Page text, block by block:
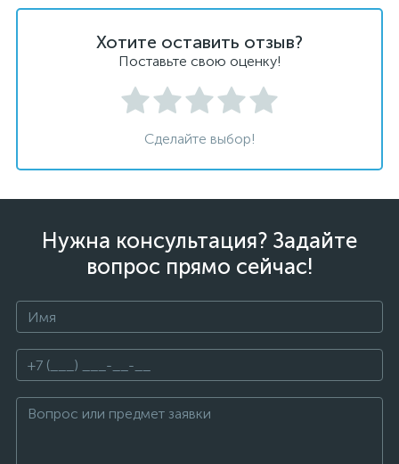
Хотите оставить отзыв?
Поставьте свою оценку!
Сделайте выбор!
Нужна консультация? Задайте
вопрос прямо сейчас!